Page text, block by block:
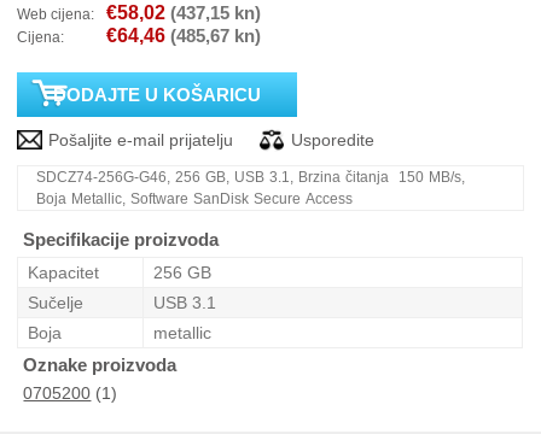
PERIFERIJA
PROJEKTORI
ELEKTRIČNI ROMOBILI/BICIKLI
Web cijena: €58,02 (437,15 kn)
Cijena: €64,46 (485,67 kn)
SDCZ74-256G-G46, 256 GB, USB 3.1, Brzina čitanja 150 MB/s,
Boja Metallic, Software SanDisk Secure Access
Specifikacije proizvoda
Kapacitet
256 GB
Sučelje
USB 3.1
Boja
metallic
Oznake proizvoda
0705200 (1)